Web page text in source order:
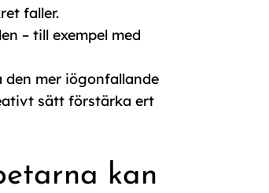
faller.
– till exempel med
mer iögonfallande
sätt förstärka ert
kan